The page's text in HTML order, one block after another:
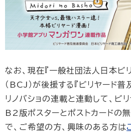
なお、現在『一般社団法人日本ビ
（BCJ）が後援する『ビリヤード普
リノバショの連載と連動して、ビ
B2版ポスターとポストカードの
で、ご希望の方、興味のある方は